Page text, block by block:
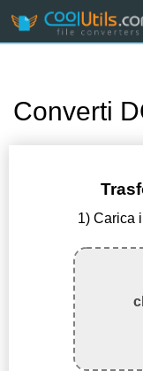
Converti
1) Carica